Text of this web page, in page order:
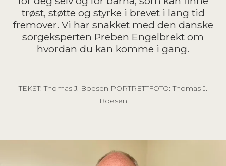
trøst, støtte og styrke i brevet i lang tid
fremover. Vi har snakket med den danske
sorgeksperten Preben Engelbrekt om
hvordan du kan komme i gang.
TEKST: Thomas J. Boesen PORTRETTFOTO: Thomas J.
Boesen